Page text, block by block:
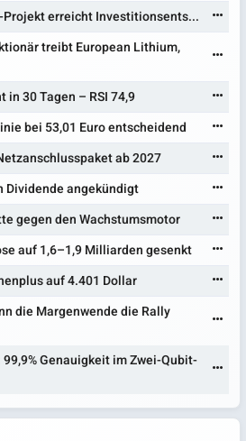
Projekt erreicht Investitionsents...
treibt European Lithium,
in 30 Tagen – RSI 74,9
bei 53,01 Euro entscheidend
ab 2027
Dividende angekündigt
gegen den Wachstumsmotor
auf 1,6–1,9 Milliarden gesenkt
auf 4.401 Dollar
die Margenwende die Rally
Genauigkeit im Zwei-Qubit-